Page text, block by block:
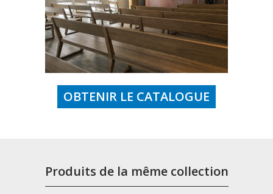
OBTENIR LE CATALOGUE
Produits de la même collection